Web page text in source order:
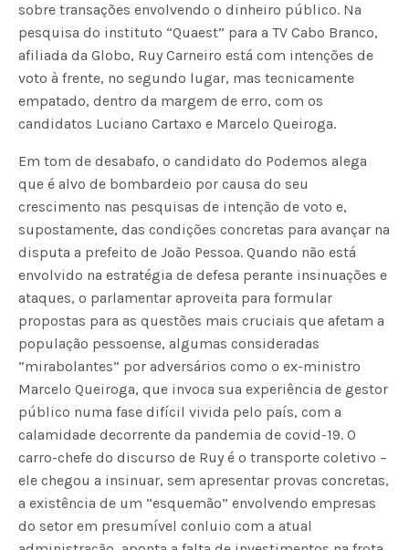
sobre transações envolvendo o dinheiro público. Na
pesquisa do instituto “Quaest” para a TV Cabo Branco,
afiliada da Globo, Ruy Carneiro está com intenções de
voto à frente, no segundo lugar, mas tecnicamente
empatado, dentro da margem de erro, com os
candidatos Luciano Cartaxo e Marcelo Queiroga.
Em tom de desabafo, o candidato do Podemos alega
que é alvo de bombardeio por causa do seu
crescimento nas pesquisas de intenção de voto e,
supostamente, das condições concretas para avançar na
disputa a prefeito de João Pessoa. Quando não está
envolvido na estratégia de defesa perante insinuações e
ataques, o parlamentar aproveita para formular
propostas para as questões mais cruciais que afetam a
população pessoense, algumas consideradas
“mirabolantes” por adversários como o ex-ministro
Marcelo Queiroga, que invoca sua experiência de gestor
público numa fase difícil vivida pelo país, com a
calamidade decorrente da pandemia de covid-19. O
carro-chefe do discurso de Ruy é o transporte coletivo –
ele chegou a insinuar, sem apresentar provas concretas,
a existência de um “esquemão” envolvendo empresas
do setor em presumível conluio com a atual